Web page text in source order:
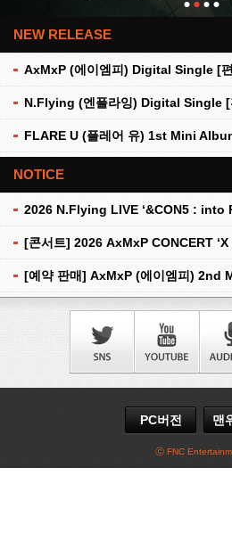
NEW RELEASE
AxMxP (에이엠피) Digital Single [
N.Flying (엔플라잉) Digital Single [
NOTICE
[콘서트] 2026 AxMxP CONCERT ‘X
PC버전 맨
ⓒ FNC